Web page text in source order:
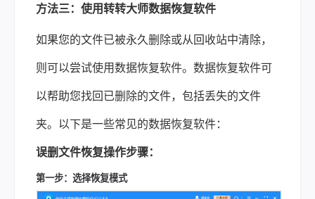
方法三：使用转转大师数据恢复软件
如果您的文件已被永久删除或从回收站中清除，
则可以尝试使用数据恢复软件。数据恢复软件可
以帮助您找回已删除的文件，包括丢失的文件
夹。以下是一些常见的数据恢复软件：
误删文件恢复操作步骤：
第一步：选择恢复模式